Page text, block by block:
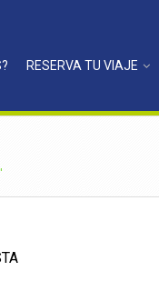
RESERVA TU VIAJE